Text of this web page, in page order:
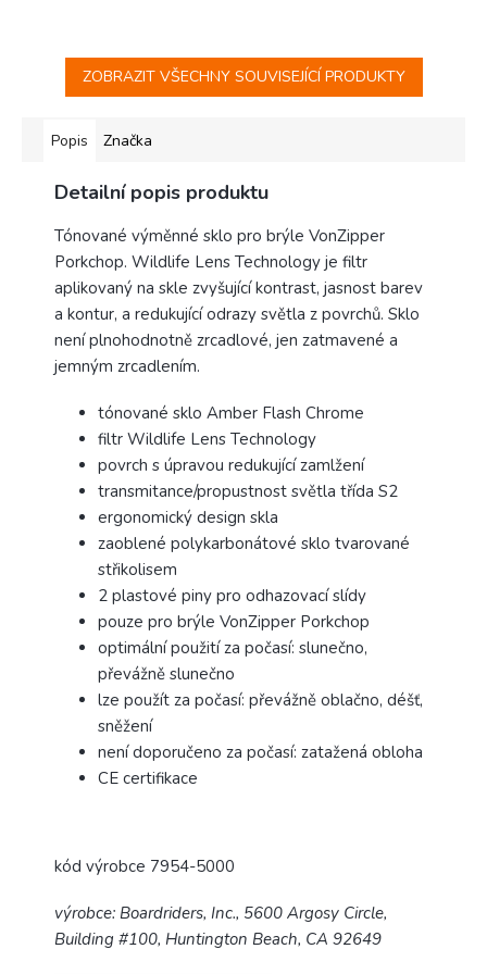
ZOBRAZIT VŠECHNY SOUVISEJÍCÍ PRODUKTY
Popis Značka
Detailní popis produktu
Tónované výměnné sklo pro brýle VonZipper
Porkchop. Wildlife Lens Technology je filtr
aplikovaný na skle zvyšující kontrast, jasnost barev
a kontur, a redukující odrazy světla z povrchů. Sklo
není plnohodnotně zrcadlové, jen zatmavené a
jemným zrcadlením.
tónované sklo Amber Flash Chrome
filtr Wildlife Lens Technology
povrch s úpravou redukující zamlžení
transmitance/propustnost světla třída S2
ergonomický design skla
zaoblené polykarbonátové sklo tvarované
střikolisem
2 plastové piny pro odhazovací slídy
pouze pro brýle VonZipper Porkchop
optimální použití za počasí: slunečno,
převážně slunečno
lze použít za počasí: převážně oblačno, déšť,
sněžení
není doporučeno za počasí: zatažená obloha
CE certifikace
kód výrobce 7954-5000
výrobce: Boardriders, Inc., 5600 Argosy Circle,
Building #100, Huntington Beach, CA 92649